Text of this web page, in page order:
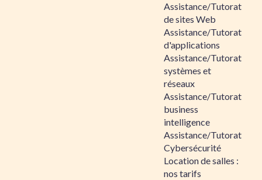
Assistance/Tutorat
de sites Web
Assistance/Tutorat
d'applications
Assistance/Tutorat
systèmes et
réseaux
Assistance/Tutorat
business
intelligence
Assistance/Tutorat
Cybersécurité
Location de salles :
nos tarifs